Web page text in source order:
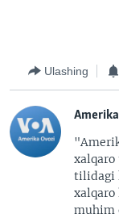
Ulashing
xalqaro
tilidagi
xalqaro
muhim